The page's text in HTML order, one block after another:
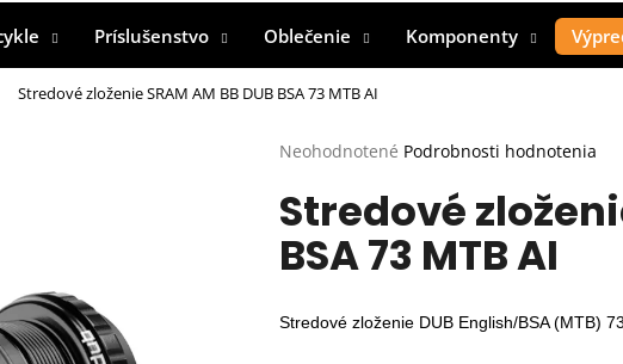
Príslušenstvo Oblečenie Komponenty
Stredové zloženie SRAM AM BB DUB BSA 73 MTB AI
Priemerné
produktu
je
0,0
Neohodnotené Podrobnosti hodnotenia
Stredové
BSA 73 MTB AI
Stredové zloženie DUB English/BSA (MTB)